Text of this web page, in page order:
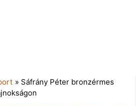
» Sáfrány Péter bronzérmes